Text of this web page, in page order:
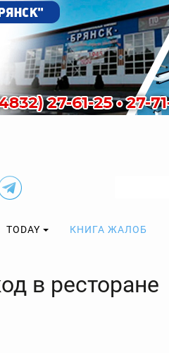
TODAY КНИГА ЖАЛОБ
в ресторане